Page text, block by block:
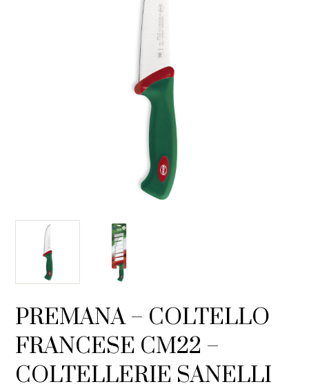
PREMANA – COLTELLO
FRANCESE CM22 –
COLTELLERIE SANELLI